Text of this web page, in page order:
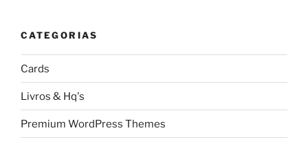
CATEGORIAS
Cards
Livros & Hq's
Premium WordPress Themes